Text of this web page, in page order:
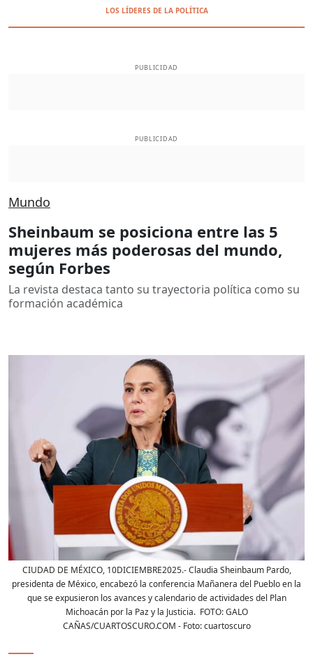
LOS LÍDERES DE LA POLÍTICA
PUBLICIDAD
PUBLICIDAD
Mundo
Sheinbaum se posiciona entre las 5
mujeres más poderosas del mundo,
según Forbes
La revista destaca tanto su trayectoria política como su
formación académica
CIUDAD DE MÉXICO, 10DICIEMBRE2025.- Claudia Sheinbaum Pardo,
presidenta de México, encabezó la conferencia Mañanera del Pueblo en la
que se expusieron los avances y calendario de actividades del Plan
Michoacán por la Paz y la Justicia. FOTO: GALO
CAÑAS/CUARTOSCURO.COM - Foto:cuartoscuro